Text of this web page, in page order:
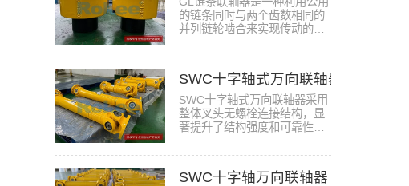
的链条同时与两个齿数相同的
并列链轮啮合来实现传动的装
SWC十字轴式万向联轴器
SWC十字轴式万向联轴器采用
整体叉头无螺栓连接结构，显
著提升了结构强度和可靠性。
SWC十字轴万向联轴器